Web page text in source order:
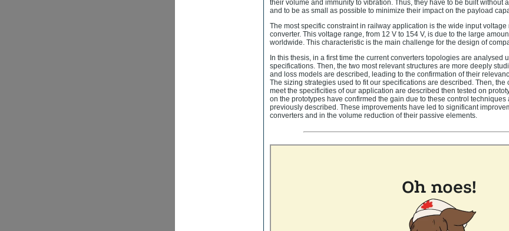
their volume and immunity to vibration. Thus, they have to be built without
and to be as small as possible to minimize their impact on the payload
The most specific constraint in railway application is the wide input
converter. This voltage range, from 12 V to 154 V, is due to the large
worldwide. This characteristic is the main challenge for the design of
In this thesis, in a first time the current converters topologies are analysed
specifications. Then, the two most relevant structures are more deeply
and loss models are described, leading to the confirmation of their
The sizing strategies used to fit our specifications are described. Then,
meet the specificities of our application are described then tested on
on the prototypes have confirmed the gain due to these control
previously described. These improvements have led to significant
converters and in the volume reduction of their passive elements.